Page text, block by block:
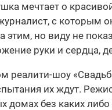
мечтает о
с которым
но виду не
руки и сердца,
шоу
их ждут.
домах без каких